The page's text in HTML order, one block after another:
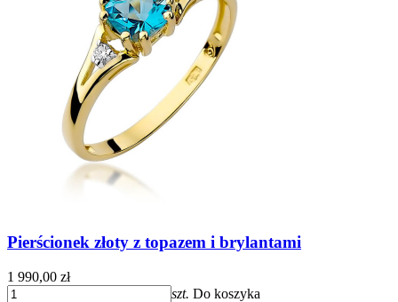
Pierścionek złoty z topazem i brylantami
1 990,00 zł
szt. Do koszyka